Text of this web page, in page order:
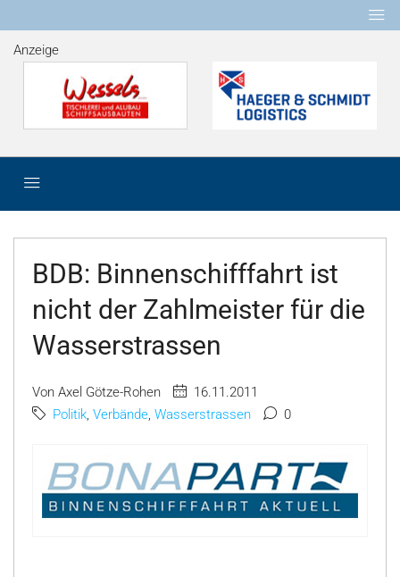
Anzeige
BDB: Binnenschifffahrt ist
nicht der Zahlmeister für die
Wasserstrassen
Von Axel Götze-Rohen
16.11.2011
Politik, Verbände, Wasserstrassen 0